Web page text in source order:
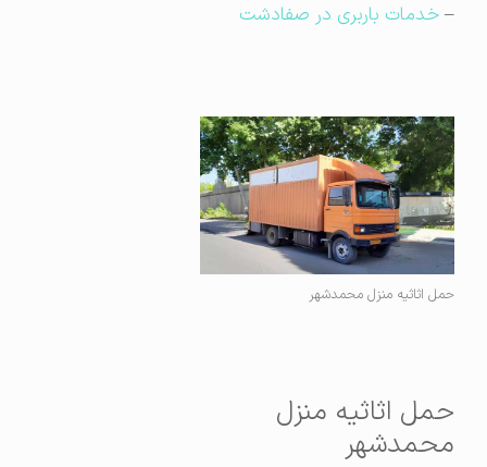
خدمات باربری در صفادشت
حمل اثاثیه منزل محمدشهر
حمل اثاثیه منزل
محمدشهر